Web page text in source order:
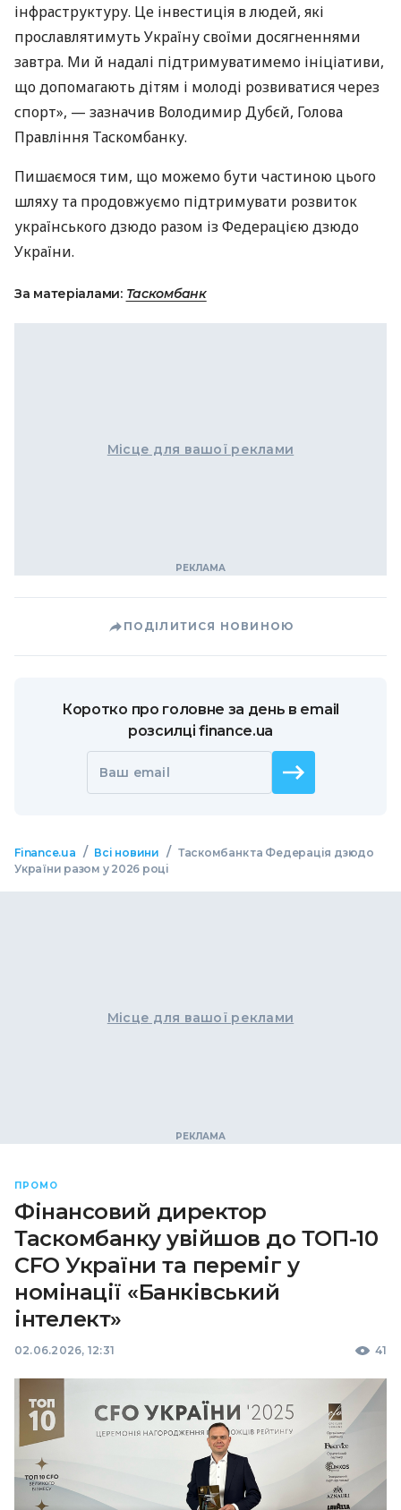
інфраструктуру. Це інвестиція в людей, які
прославлятимуть Україну своїми досягненнями
завтра. Ми й надалі підтримуватимемо ініціативи,
що допомагають дітям і молоді розвиватися через
спорт», — зазначив Володимир Дубєй, Голова
Правління Таскомбанку.
Пишаємося тим, що можемо бути частиною цього
шляху та продовжуємо підтримувати розвиток
українського дзюдо разом із Федерацією дзюдо
України.
За матеріалами: Таскомбанк
Місце для вашої реклами
ПОДІЛИТИСЯ НОВИНОЮ
Коротко про головне за день в email
розсилці finance.ua
Ваш email
Finance.ua / Всі новини / Таскомбанк та Федерація дзюдо
України разом у 2026 році
Місце для вашої реклами
ПРОМО
Фінансовий директор
Таскомбанку увійшов до ТОП-10
CFO України та переміг у
номінації «Банківський
інтелект»
02.06.2026, 12:31 41